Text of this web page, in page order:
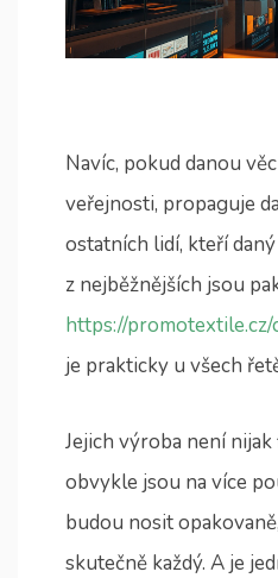
Navíc, pokud danou
veřejnosti, propaguje
ostatních lidí, kteří
z nejběžnějších jsou
https://
je prakticky u všech
Jejich výroba není
obvykle jsou na více
budou nosit
skutečně každý. A je